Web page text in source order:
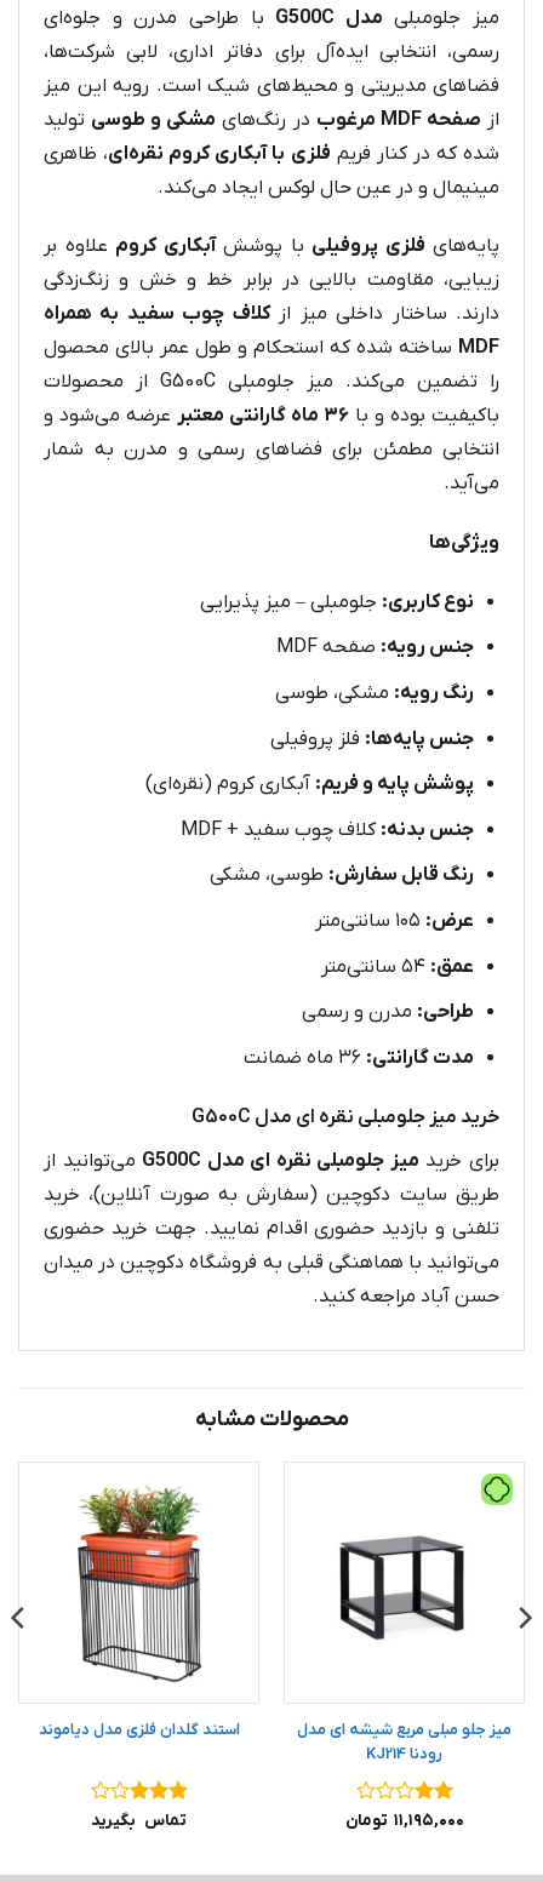
میز جلومبلی مدل G500C
با طراحی مدرن و جلوه‌ای
رسمی، انتخابی ایده‌آل برای دفاتر اداری، لابی شرکت‌ها،
فضاهای مدیریتی و محیط‌های شیک است. رویه این میز
از صفحه MDF مرغوب در رنگ‌های مشکی و طوسی تولید
شده که در کنار فریم فلزی با آبکاری کروم نقره‌ای، ظاهری
مینیمال و در عین حال لوکس ایجاد می‌کند.
پایه‌های فلزی پروفیلی با پوششآبکاری کروم علاوه بر
زیبایی، مقاومت بالایی در برابر خط و خش و زنگ‌زدگی
دارند. ساختار داخلی میز ازکلاف چوب سفید به همراه
MDF ساخته شده که استحکام و طول عمر بالای محصول
را تضمین می‌کند. میز جلومبلی G500C از محصولات
باکیفیت بوده و با ۳۶ ماه گارانتی معتبر
عرضه می‌شود و
انتخابی مطمئن برای فضاهای رسمی و مدرن به شمار
می‌آید.
ویژگی‌ها
نوع کاربری: جلومبلی – میز پذیرایی
جنس رویه: صفحه MDF
رنگ رویه: مشکی، طوسی
جنس پایه‌ها: فلز پروفیلی
پوشش پایه و فریم: آبکاری کروم (نقره‌ای)
جنس بدنه: کلاف چوب سفید + MDF
رنگ قابل سفارش: طوسی، مشکی
عرض:
عمق:
طراحی: مدرن و رسمی
مدت گارانتی:
خرید میز جلومبلی نقره ای مدل G500C
برای خرید میز جلومبلی نقره ای مدل G500C
می‌توانید از
طریق سایت دکوچین (سفارش به صورت آنلاین)، خرید
تلفنی و بازدید حضوری اقدام نمایید. جهت خرید حضوری
می‌توانید با هماهنگی قبلی به فروشگاه دکوچین در میدان
حسن آباد مراجعه کنید.
محصولات مشابه
میز جلو مبلی مربع شیشه ای مدل
رودنا KJ214
نمره
۱۱,۱۹۵,۰۰۰ تومان
استند گلدان فلزی مدل دیاموند
نمره ۳
تماس بگیرید